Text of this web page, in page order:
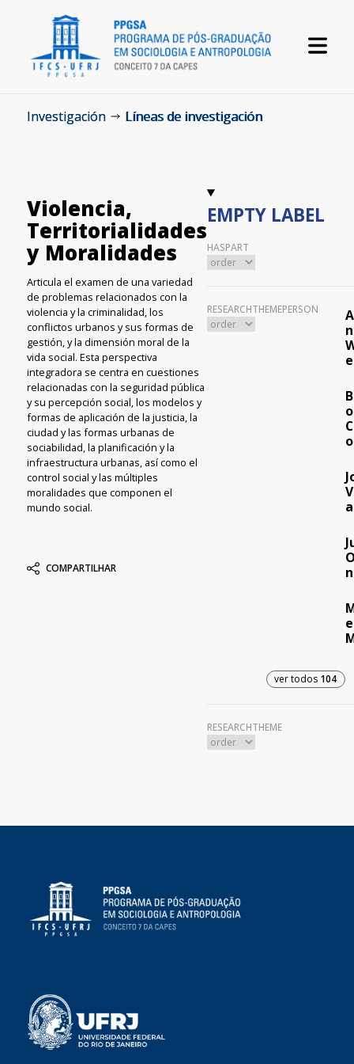
Investigación Líneas de investigación
Violencia,
Territorialidades
y Moralidades
Articula el examen de una variedad
de problemas relacionados con la
violencia y la criminalidad, los
conflictos urbanos y sus formas de
gestión, y la dimensión moral de la
vida social. Esta perspectiva
integradora se centra en cuestiones
relacionadas con la seguridad pública
y su percepción social, los modelos y
formas de aplicación de la justicia, la
ciudad y las formas urbanas de
sociabilidad, la planificación y la
infraestructura urbanas, así como el
control social y las múltiples
moralidades que componen el
mundo social.
COMPARTILHAR
EMPTY LABEL
HASPART
RESEARCHTHEMEPERSON
o
ver todos 104
RESEARCHTHEME